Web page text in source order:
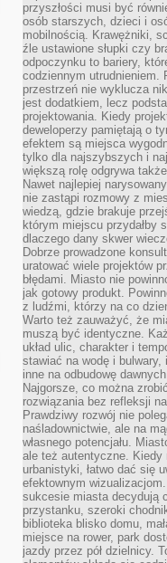
przyszłości musi być
osób starszych, dzieci i
mobilnością. Krawężniki,
źle ustawione słupki czy
odpoczynku to bariery,
codziennym utrudnieniem.
przestrzeń nie wyklucza
jest dodatkiem, lecz
projektowania. Kiedy
deweloperzy pamiętają o
efektem są miejsca
tylko dla najszybszych i
większą rolę odgrywa
Nawet najlepiej
nie zastąpi rozmowy z
wiedzą, gdzie brakuje
którym miejscu przydałby
dlaczego dany skwer
Dobrze prowadzone
uratować wiele projektów
błędami. Miasto nie
jak gotowy produkt.
z ludźmi, którzy na co
Warto też zauważyć, że
muszą być identyczne.
układ ulic, charakter i
stawiać na wodę i
inne na odbudowę
Najgorsze, co można
rozwiązania bez refleksji
Prawdziwy rozwój nie
naśladownictwie, ale na
własnego potencjału.
ale też autentyczne. Kiedy
urbanistyki, łatwo dać się
efektownym
sukcesie miasta decydują
przystanku, szeroki
biblioteka blisko domu,
miejsce na rower, park
jazdy przez pół dzielnicy.